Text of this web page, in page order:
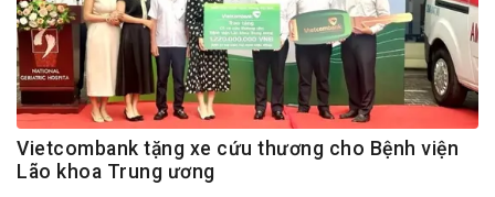
Vietcombank tặng xe cứu thương cho Bệnh viện
Lão khoa Trung ương